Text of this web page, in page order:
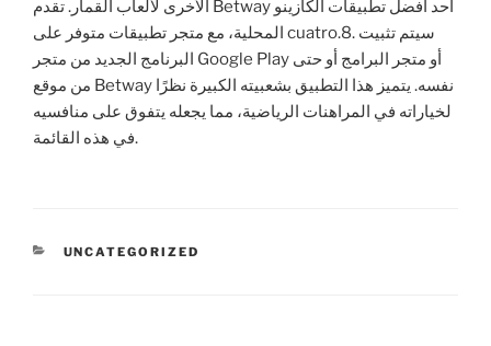
الأخرى لألعاب القمار. تقدم Betway أحد أفضل تطبيقات الكازينو
المحلية، مع متجر تطبيقات متوفر على cuatro.8. سيتم تثبيت
البرنامج الجديد من متجر Google Play أو متجر البرامج أو حتى
من موقع Betway نفسه. يتميز هذا التطبيق بشعبيته الكبيرة نظرًا
لخياراته في المراهنات الرياضية، مما يجعله يتفوق على منافسيه
في هذه القائمة.
CATEGORIES
UNCATEGORIZED